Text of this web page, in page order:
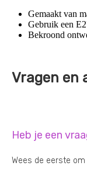
Gemaakt van
Gebruik een
Bekroond
Vragen en
Heb je een
Wees de eerste